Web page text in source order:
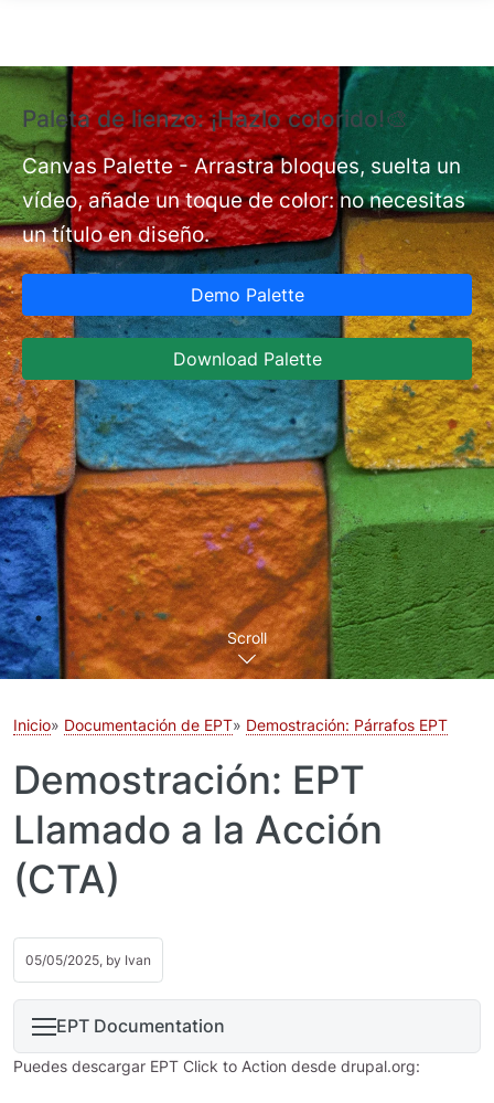
Paleta de lienzo: ¡Hazlo colorido!🎨
Canvas Palette - Arrastra bloques, suelta un
vídeo, añade un toque de color: no necesitas
un título en diseño.
Demo Palette
Download Palette
Scroll
Inicio Documentación de EPT Demostración: Párrafos EPT
Demostración: EPT
Llamado a la Acción
(CTA)
05/05/2025, by Ivan
EPT Documentation
Puedes descargar EPT Click to Action desde drupal.org: